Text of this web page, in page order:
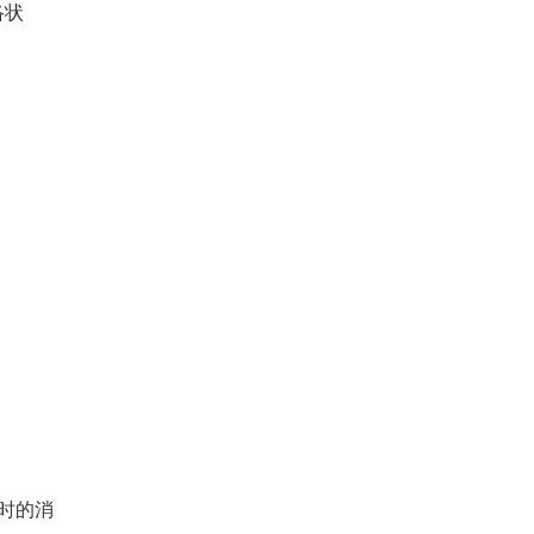
状
的消